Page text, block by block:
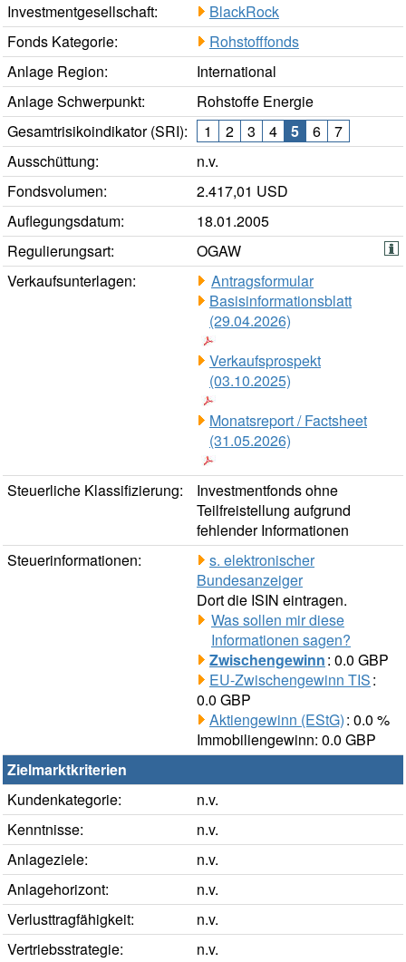
Investmentgesellschaft:
BlackRock
Fonds Kategorie:
Rohstofffonds
Anlage Region:
International
Anlage Schwerpunkt:
Rohstoffe Energie
Gesamtrisikoindikator (SRI):
1 2 3 4 5 6
7
Ausschüttung:
n.v.
Fondsvolumen:
2.417,01 USD
Auflegungsdatum:
18.01.2005
Regulierungsart:
OGAW
Verkaufsunterlagen:
Antragsformular
Basisinformationsblatt
(29.04.2026)
Verkaufsprospekt
(03.10.2025)
Monatsreport / Factsheet
(31.05.2026)
Steuerliche Klassifizierung:
Investmentfonds ohne
Teilfreistellung aufgrund
fehlender Informationen
Steuerinformationen:
s. elektronischer
Bundesanzeiger
Dort die ISIN eintragen.
Was sollen mir diese
Informationen sagen?
Zwischengewinn: 0.0 GBP
EU-Zwischengewinn TIS:
0.0 GBP
Aktiengewinn (EStG): 0.0 %
Immobiliengewinn: 0.0 GBP
Zielmarktkriterien
Kundenkategorie:
n.v.
Kenntnisse:
n.v.
Anlageziele:
n.v.
Anlagehorizont:
n.v.
Verlusttragfähigkeit:
n.v.
Vertriebsstrategie:
n.v.